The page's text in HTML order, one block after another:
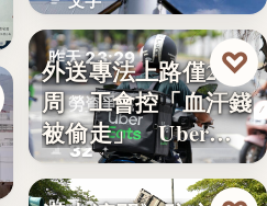
昨天 23:29
勞資爭議
32
外送專法上路僅2
周 工會控「血汗錢
被偷走」 Uber…
♡